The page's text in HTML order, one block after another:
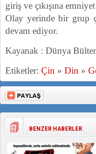
giriş ve çıkışına
Olay yerinde bir grup
devam ediyor.
Kayanak : Dünya
Etiketler: Çin » Din »
BENZER HABERLER